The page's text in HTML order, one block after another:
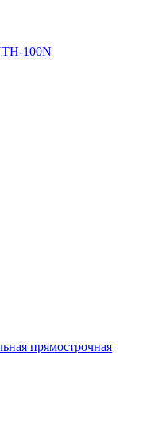
100N
прямострочная